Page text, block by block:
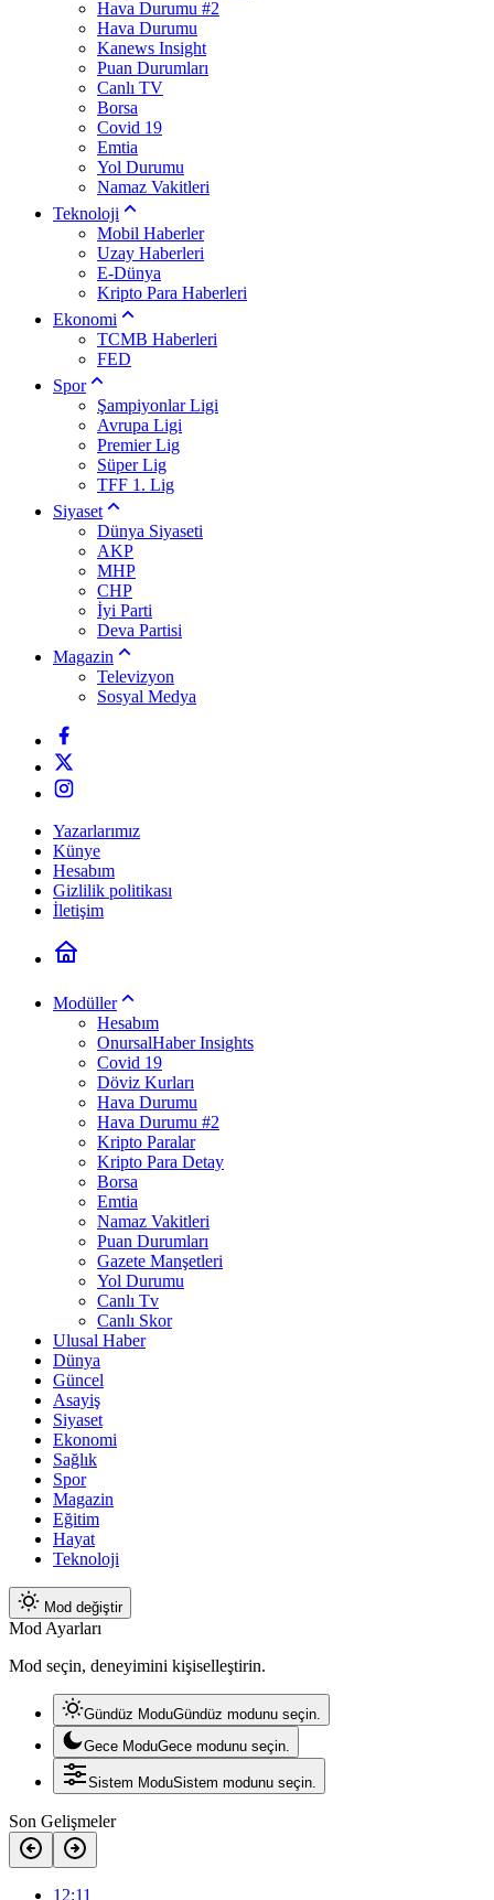
Hava Durumu #2
Hava Durumu
Kanews Insight
Puan Durumları
Canlı TV
Borsa
Covid 19
Emtia
Yol Durumu
Namaz Vakitleri
Teknoloji
Mobil Haberler
Uzay Haberleri
E-Dünya
Kripto Para Haberleri
Ekonomi
TCMB Haberleri
FED
Spor
Şampiyonlar Ligi
Avrupa Ligi
Premier Lig
Süper Lig
TFF 1. Lig
Siyaset
Dünya Siyaseti
AKP
MHP
CHP
İyi Parti
Deva Partisi
Magazin
Televizyon
Sosyal Medya
Yazarlarımız
Künye
Hesabım
Gizlilik politikası
İletişim
Modüller
Hesabım
OnursalHaber Insights
Covid 19
Döviz Kurları
Hava Durumu
Hava Durumu #2
Kripto Paralar
Kripto Para Detay
Borsa
Emtia
Namaz Vakitleri
Puan Durumları
Gazete Manşetleri
Yol Durumu
Canlı Tv
Canlı Skor
Ulusal Haber
Dünya
Güncel
Asayiş
Siyaset
Ekonomi
Sağlık
Spor
Magazin
Eğitim
Hayat
Teknoloji
Mod değiştir
Mod Ayarları
Mod seçin, deneyimini kişiselleştirin.
Gündüz ModuGündüz modunu seçin.
Gece ModuGece modunu seçin.
Sistem ModuSistem modunu seçin.
Son Gelişmeler
12:11